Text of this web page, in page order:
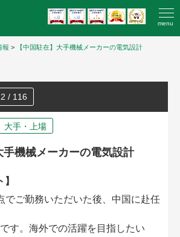
menu
報 > 【中国駐在】大手機械メーカーの電気設計
/ 116
大手・上場
手機械メーカーの電気設計
でご勤務いただいた後、中国に赴任
す。海外での活躍を目指したい